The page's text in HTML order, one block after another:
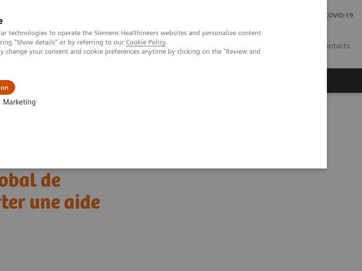
technologies to operate the Siemens Healthineers websites and personalize content
"Show details" or by referring to our Cookie Policy.
your consent and cookie preferences anytime by clicking on the "Review and
Marketing
COVID-19
Contacts
& perspectives
d’anticorps afin d’apporter une aide dans la lutte contre la pandémie
les tests du
de
une aide